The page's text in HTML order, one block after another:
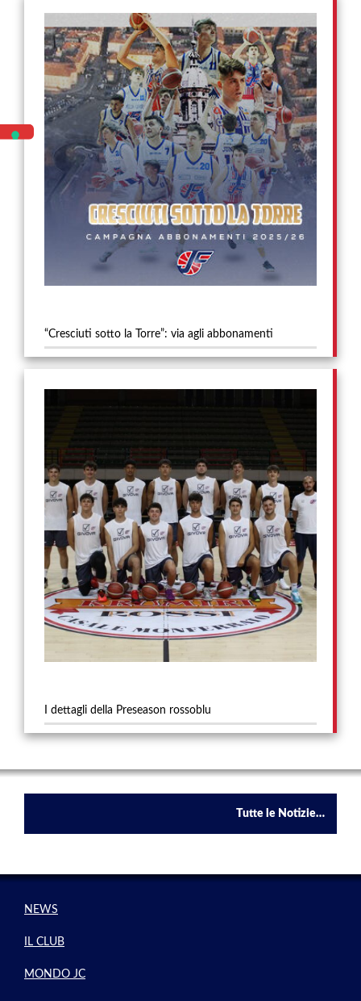
“Cresciuti sotto la Torre”: via agli abbonamenti
I dettagli della Preseason rossoblu
Tutte le Notizie…
NEWS
IL CLUB
MONDO JC